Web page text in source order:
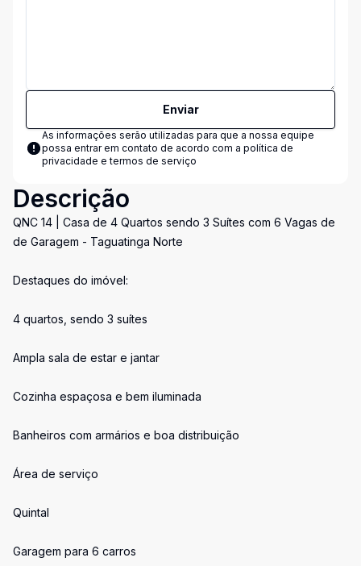
Enviar
As informações serão utilizadas para que a nossa equipe
possa entrar em contato de acordo com a política de
privacidade e termos de serviço
Descrição
QNC 14 | Casa de 4 Quartos sendo 3 Suítes com 6 Vagas de
de Garagem - Taguatinga Norte
Destaques do imóvel:
4 quartos, sendo 3 suítes
Ampla sala de estar e jantar
Cozinha espaçosa e bem iluminada
Banheiros com armários e boa distribuição
Área de serviço
Quintal
Garagem para 6 carros